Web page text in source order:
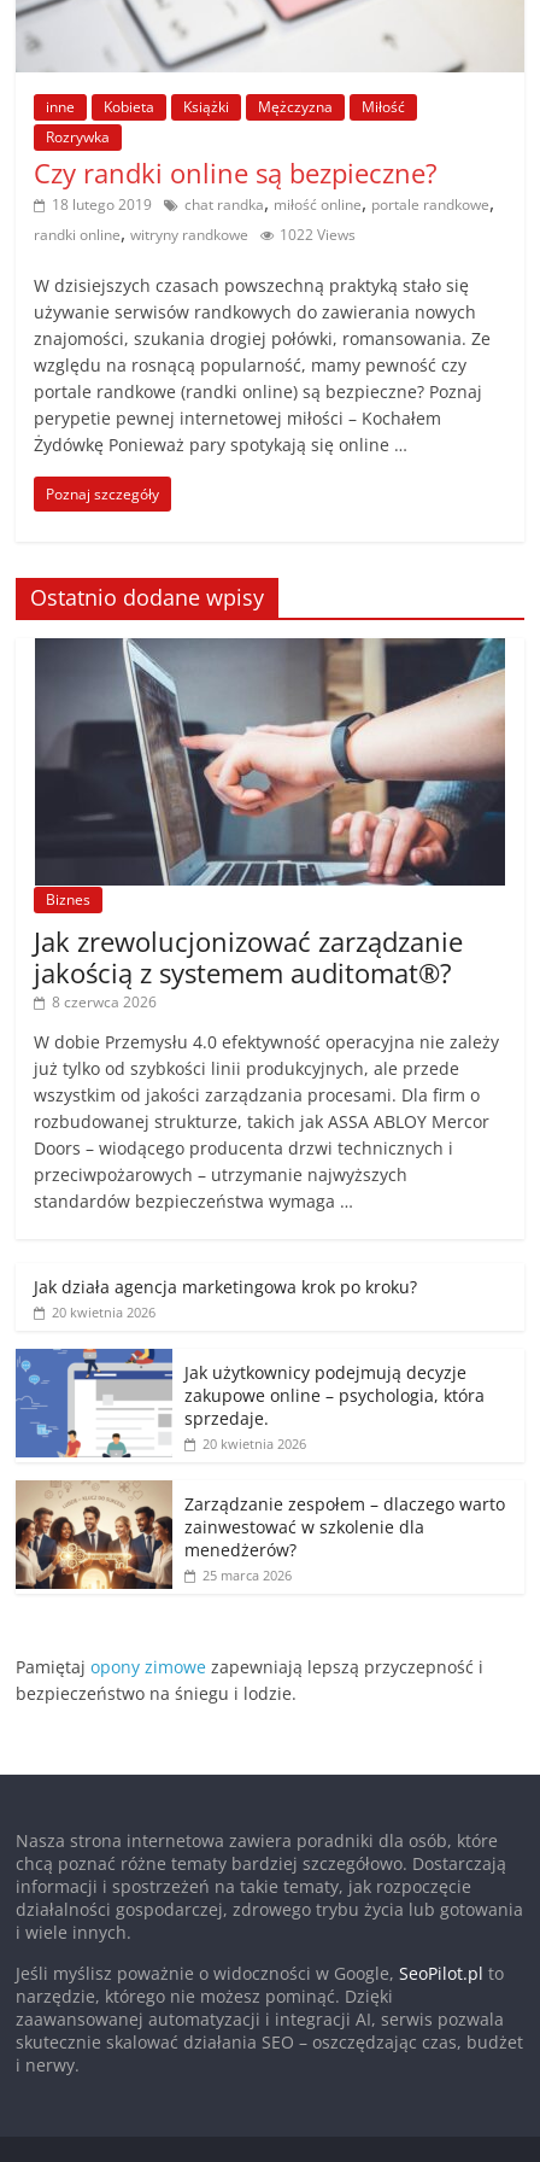
poradniki.
Porady
praktyczne
porady
wskazówki
poradniki
na
każdy
temat
inne Kobieta Książki Mężczyzna
Miłość
Rozrywka
Czy randki online są bezpieczne?
18 lutego 2019 chat randka, miłość online, portale randkowe,
randki online,witryny randkowe 1022 Views
W dzisiejszych czasach powszechną praktyką stało się
używanie serwisów randkowych do zawierania nowych
znajomości, szukania drogiej połówki, romansowania. Ze
względu na rosnącą popularność, mamy pewność czy
portale randkowe (randki online) są bezpieczne? Poznaj
perypetie pewnej internetowej miłości – Kochałem
Żydówkę Ponieważ pary spotykają się online …
Poznaj szczegóły
Ostatnio dodane wpisy
Biznes
Jak zrewolucjonizować zarządzanie
jakością z systemem auditomat®?
8 czerwca 2026
W dobie Przemysłu 4.0 efektywność operacyjna nie zależy
już tylko od szybkości linii produkcyjnych, ale przede
wszystkim od jakości zarządzania procesami. Dla firm o
rozbudowanej strukturze, takich jak ASSA ABLOY Mercor
Doors – wiodącego producenta drzwi technicznych i
przeciwpożarowych – utrzymanie najwyższych
standardów bezpieczeństwa wymaga …
Jak działa agencja marketingowa krok po kroku?
20 kwietnia 2026
Jak użytkownicy podejmują decyzje
zakupowe online – psychologia, która
sprzedaje.
20 kwietnia 2026
Zarządzanie zespołem – dlaczego warto
zainwestować w szkolenie dla
menedżerów?
25 marca 2026
Pamiętajopony zimowe zapewniają lepszą przyczepność i
bezpieczeństwo na śniegu i lodzie.
Nasza strona internetowa zawiera poradniki dla osób, które
chcą poznać różne tematy bardziej szczegółowo. Dostarczają
informacji i spostrzeżeń na takie tematy, jak rozpoczęcie
działalności gospodarczej, zdrowego trybu życia lub gotowania
i wiele innych.
Jeśli myślisz poważnie o widoczności w Google,SeoPilot.pl to
narzędzie, którego nie możesz pominąć. Dzięki
zaawansowanej automatyzacji i integracji AI, serwis pozwala
skutecznie skalować działania SEO – oszczędzając czas, budżet
i nerwy.